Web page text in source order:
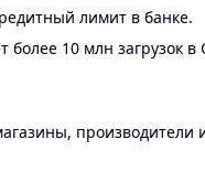
лимит в банке.
10 млн загрузок в